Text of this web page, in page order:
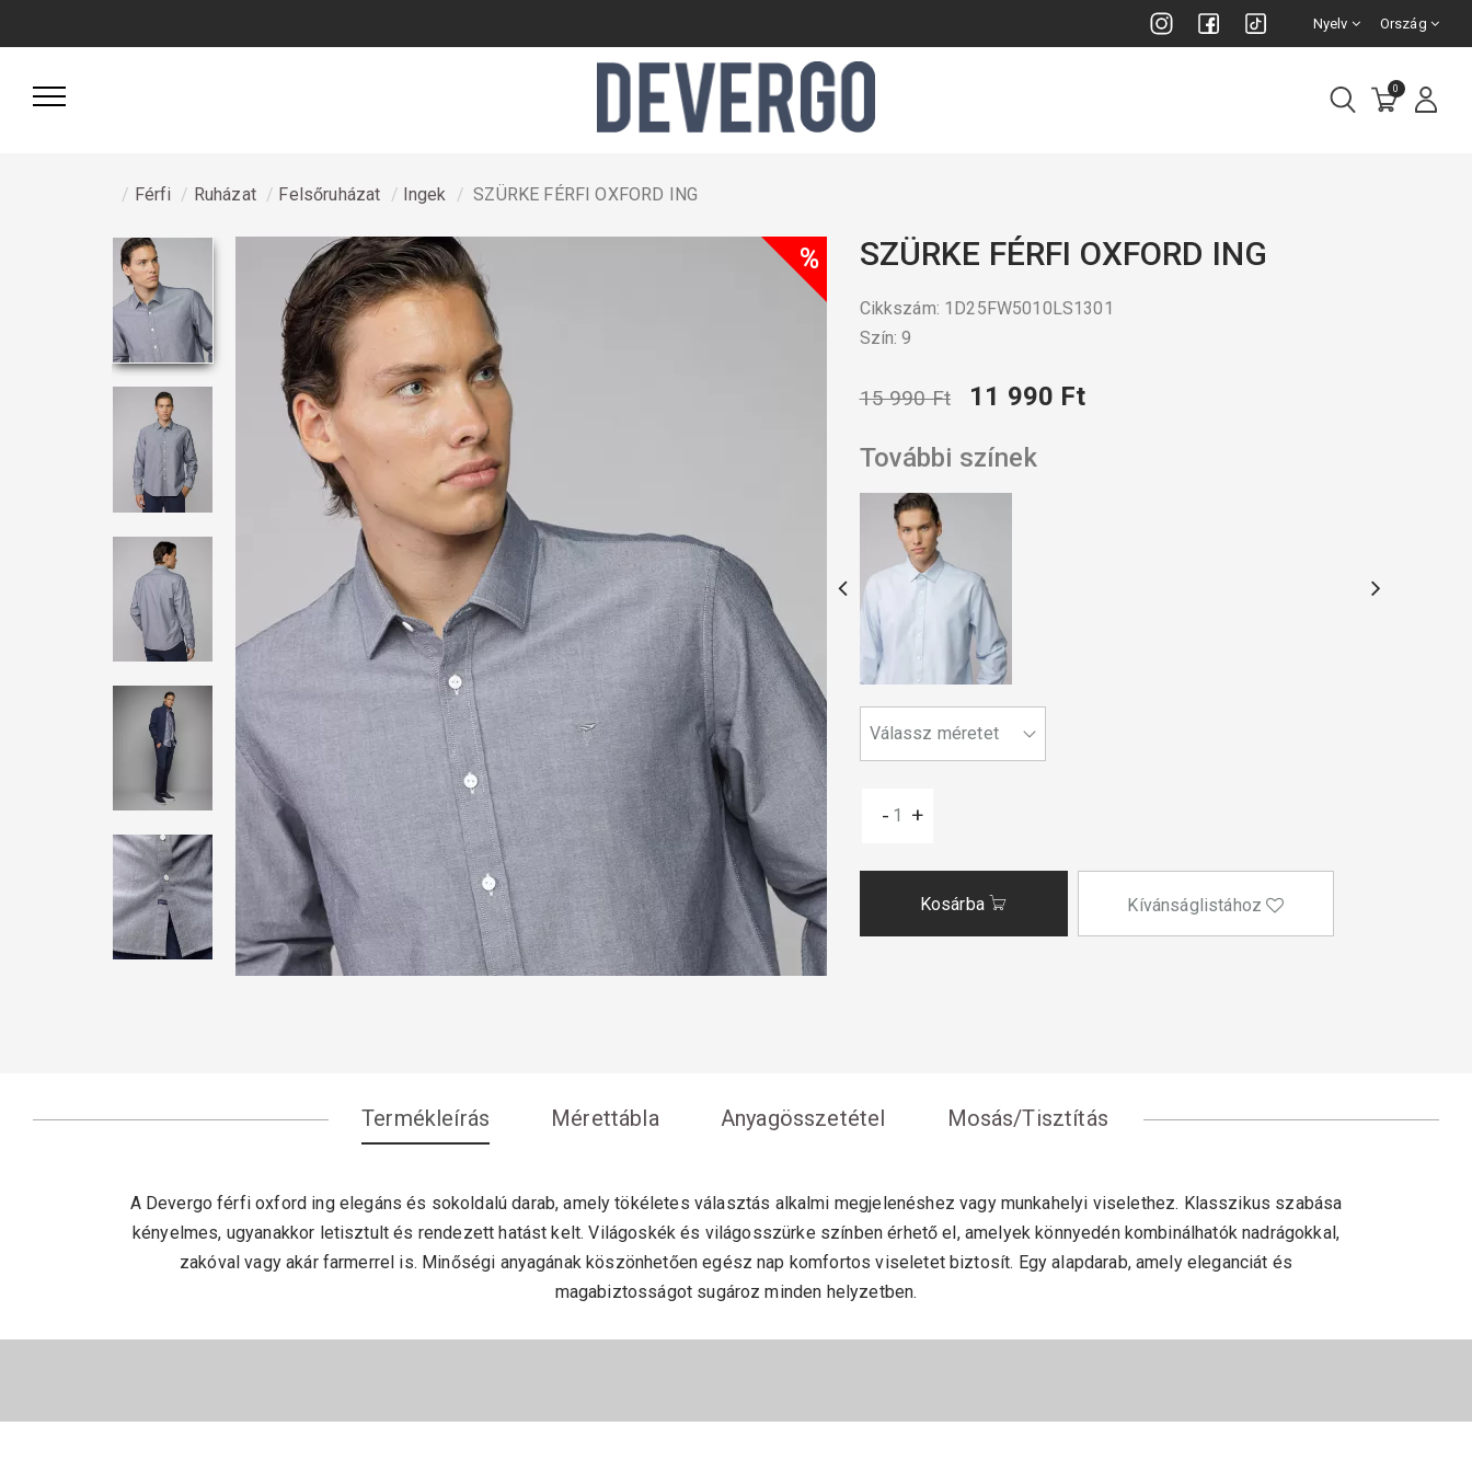
Nyelv Ország
0
Férfi Ruházat Felsőruházat Ingek SZÜRKE FÉRFI OXFORD ING
% SZÜRKE FÉRFI OXFORD ING
Cikkszám: 1D25FW5010LS1301
Szín: 9
15 990 Ft
11 990 Ft
További színek
- +
Kosárba Kívánságlistához
Termékleírás Mérettábla Anyagösszetétel Mosás/Tisztítás
A Devergo férfi oxford ing elegáns és sokoldalú darab, amely tökéletes választás alkalmi megjelenéshez vagy munkahelyi viselethez. Klasszikus szabása
kényelmes, ugyanakkor letisztult és rendezett hatást kelt. Világoskék és világosszürke színben érhető el, amelyek könnyedén kombinálhatók nadrágokkal,
zakóval vagy akár farmerrel is. Minőségi anyagának köszönhetően egész nap komfortos viseletet biztosít. Egy alapdarab, amely eleganciát és
magabiztosságot sugároz minden helyzetben.